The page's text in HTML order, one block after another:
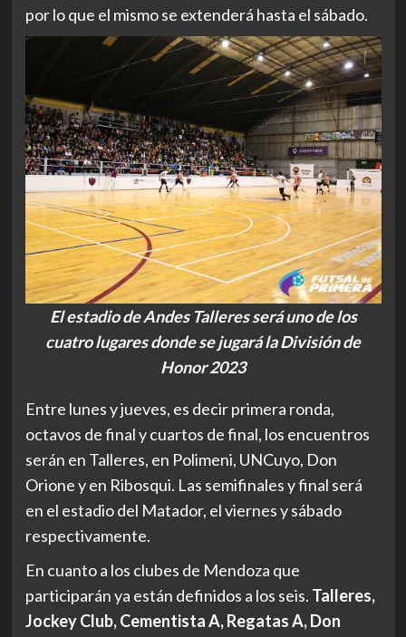
por lo que el mismo se extenderá hasta el sábado.
El estadio de Andes Talleres será uno de los
cuatro lugares donde se jugará la División de
Honor 2023
Entre lunes y jueves, es decir primera ronda,
octavos de final y cuartos de final, los encuentros
serán en Talleres, en Polimeni, UNCuyo, Don
Orione y en Ribosqui. Las semifinales y final será
en el estadio del Matador, el viernes y sábado
respectivamente.
En cuanto a los clubes de Mendoza que
participarán ya están definidos a los seis. Talleres,
Jockey Club, Cementista A, Regatas A, Don